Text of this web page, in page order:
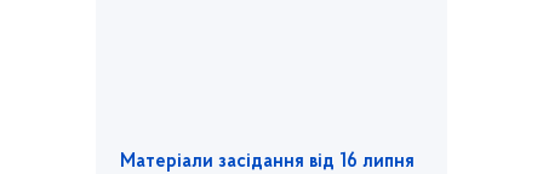
Матеріали засідання від 16 липня